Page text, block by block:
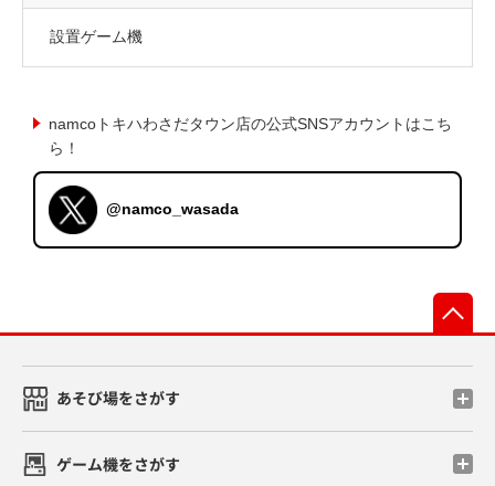
設置ゲーム機
namcoトキハわさだタウン店の公式SNSアカウントはこち
ら！
@namco_wasada
あそび場をさがす
ゲーム機をさがす